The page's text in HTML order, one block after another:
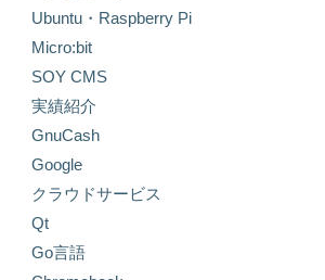
Ubuntu・Raspberry Pi
Micro:bit
SOY CMS
実績紹介
GnuCash
Google
クラウドサービス
Qt
Go言語